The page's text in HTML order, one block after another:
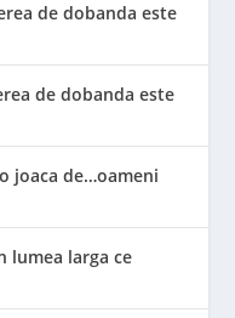
de dobanda este
de dobanda este
joaca de…oameni
lumea larga ce